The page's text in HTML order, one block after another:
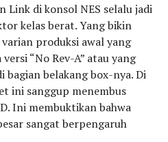
Link di konsol NES selalu jadi
kelas berat. Yang bikin
produksi awal yang
“No Rev-A” atau yang
bagian belakang box-nya. Di
ini sanggup menembus
Ini membuktikan bahwa
sangat berpengaruh